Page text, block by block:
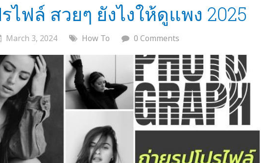
ไฟล์ สวยๆ ยังไงให้ดูแพง 2025
March 3, 2024 How To 0 Comments